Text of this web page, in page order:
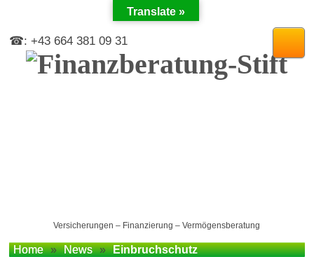
☎: +43 664 381 09 31
Versicherungen – Finanzierung – Vermögensberatung
Home » News » Einbruchschutz
Translate »